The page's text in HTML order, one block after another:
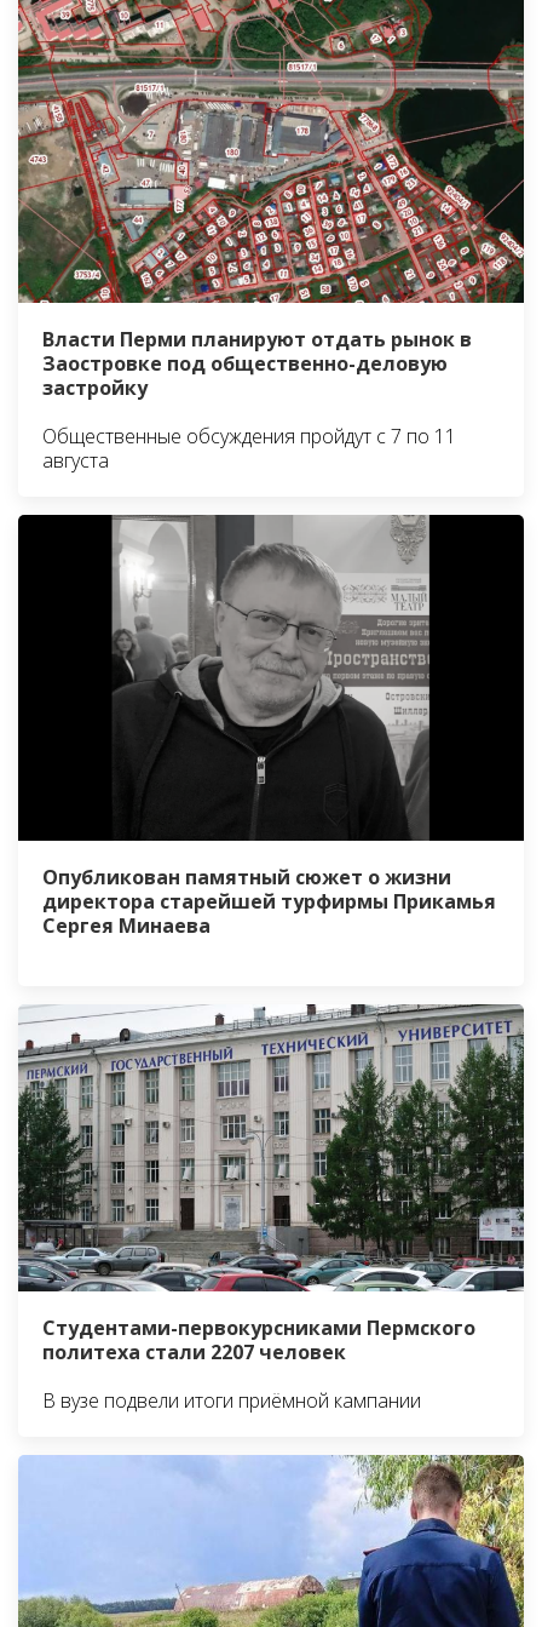
Власти Перми планируют отдать рынок в
Заостровке под общественно-деловую
застройку
Общественные обсуждения пройдут с 7 по 11
августа
Опубликован памятный сюжет о жизни
директора старейшей турфирмы Прикамья
Сергея Минаева
Студентами-первокурсниками Пермского
политеха стали 2207 человек
В вузе подвели итоги приёмной кампании